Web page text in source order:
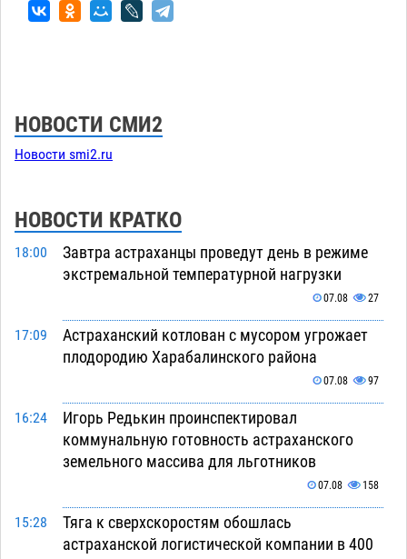
НОВОСТИ СМИ2
Новости smi2.ru
НОВОСТИ КРАТКО
18:00
Завтра астраханцы проведут день в режиме
экстремальной температурной нагрузки
07.08 27
17:09
Астраханский котлован с мусором угрожает
плодородию Харабалинского района
07.08 97
16:24
Игорь Редькин проинспектировал
коммунальную готовность астраханского
земельного массива для льготников
07.08 158
15:28
Тяга к сверхскоростям обошлась
астраханской логистической компании в 400